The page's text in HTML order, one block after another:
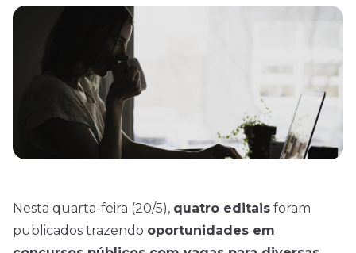
Nesta quarta-feira (20/5), quatro editais foram
publicados trazendo oportunidades em